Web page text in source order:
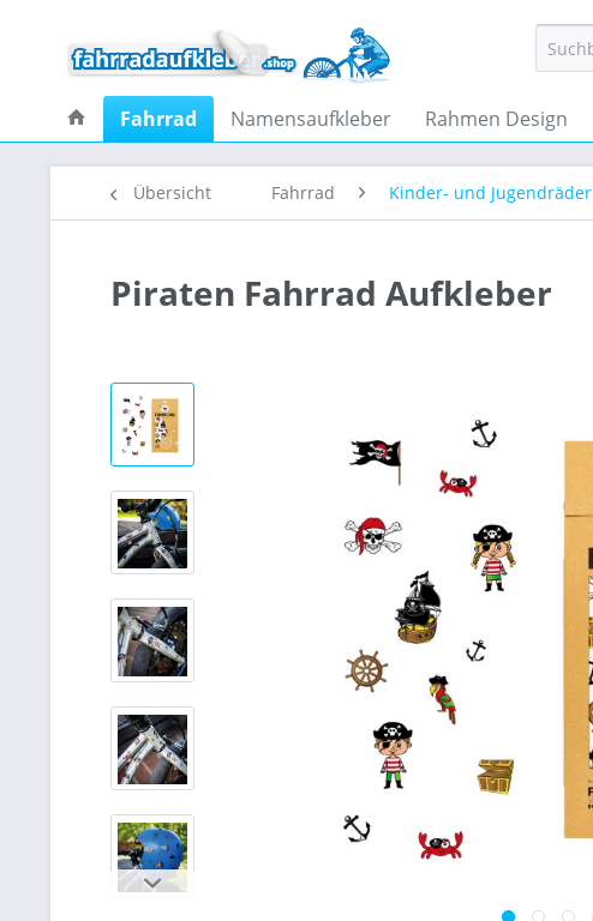
Fahrrad Namensaufkleber Rahmen Design
Übersicht Fahrrad Kinder- und Jugendräder
Piraten Fahrrad Aufkleber